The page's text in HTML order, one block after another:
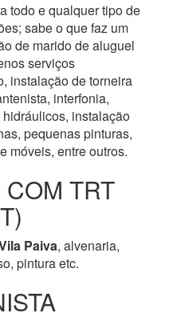
todo e qualquer tipo de
sabe o que faz um
de marido de aluguel
serviços
instalação de torneira
interfonia,
instalação
pequenas pinturas,
móveis, entre outros.
TRT
Paiva, alvenaria,
pintura etc.